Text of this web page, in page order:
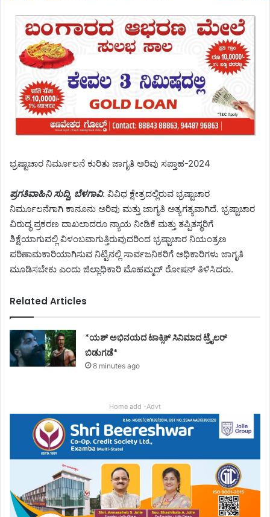
ಭ್ರಷ್ಟಾಚಾರ ನಿರ್ಮೂಲನೆ ಕುರಿತು ಜಾಗೃತಿ ಅರಿವು ಸಪ್ತಾಹ-2024
ಪ್ರಗತಿವಾಹಿನಿ ಸುದ್ದಿ, ಬೆಳಗಾವಿ: ವಿವಿಧ ಕ್ಷೇತ್ರದಲ್ಲಿರುವ ಭ್ರಷ್ಟಾಚಾರ
ನಿರ್ಮೂಲನೆಗಾಗಿ ಕಾನೂನು ಅರಿವು ಮತ್ತು ಜಾಗೃತಿ ಅತ್ಯಗತ್ಯವಾಗಿದೆ. ಭ್ರಷ್ಟಾಚಾರ
ವಿರುದ್ಧ ಪ್ರಕರಣ ದಾಖಲಾದರೂ ನ್ಯಾಯ ನೀಡಿಕೆ ಮತ್ತು ತಪ್ಪಿತಸ್ಥರಿಗೆ
ಶಿಕ್ಷೆಯಾಗುವಲ್ಲಿ ವಿಳಂಬವಾಗುತ್ತಿರುವುದರಿಂದ ಭ್ರಷ್ಟಾಚಾರ ನಿಯಂತ್ರಣ
ಪರಿಣಾಮಕಾರಿಯಾಗಿಸುವ ನಿಟ್ಟಿನಲ್ಲಿ ಸಾರ್ವಜನಿಕರಿಗೆ ಅಧಿಕಾರಿಗಳು ಜಾಗೃತಿ
ಮೂಡಿಸಬೇಕು ಎಂದು ಜಿಲ್ಲಾಧಿಕಾರಿ ಮೊಹಮ್ಮದ್ ರೋಷನ್ ತಿಳಿಸಿದರು.
Related Articles
*ಯಶ್ ಅಭಿನಯದ ಟಾಕ್ಸಿಕ್ ಸಿನಿಮಾದ ಟ್ರೈಲರ್
ಬಿಡುಗಡೆ*
8 minutes ago
Home add -Advt